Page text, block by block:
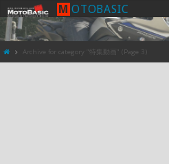
M OTOBASIC
Archive for category "特集動画" (Page 3)